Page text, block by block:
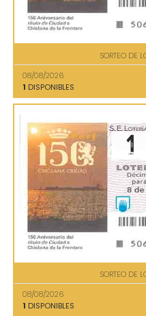
SORTEO DE
08/08/2026
1 DISPONIBLES
SORTEO DE
08/08/2026
1 DISPONIBLES